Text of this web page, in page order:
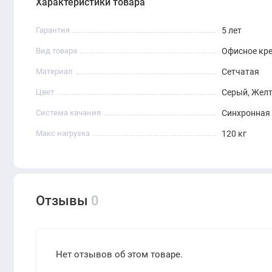
Характеристики товара
Гарантия 5 лет
Вид товара Офисное
Материал Сетчатая
Цвет Серый,
Система качания Синхронная
Макс нагрузка 120 кг
Отзывы 0
Нет отзывов об этом товаре.